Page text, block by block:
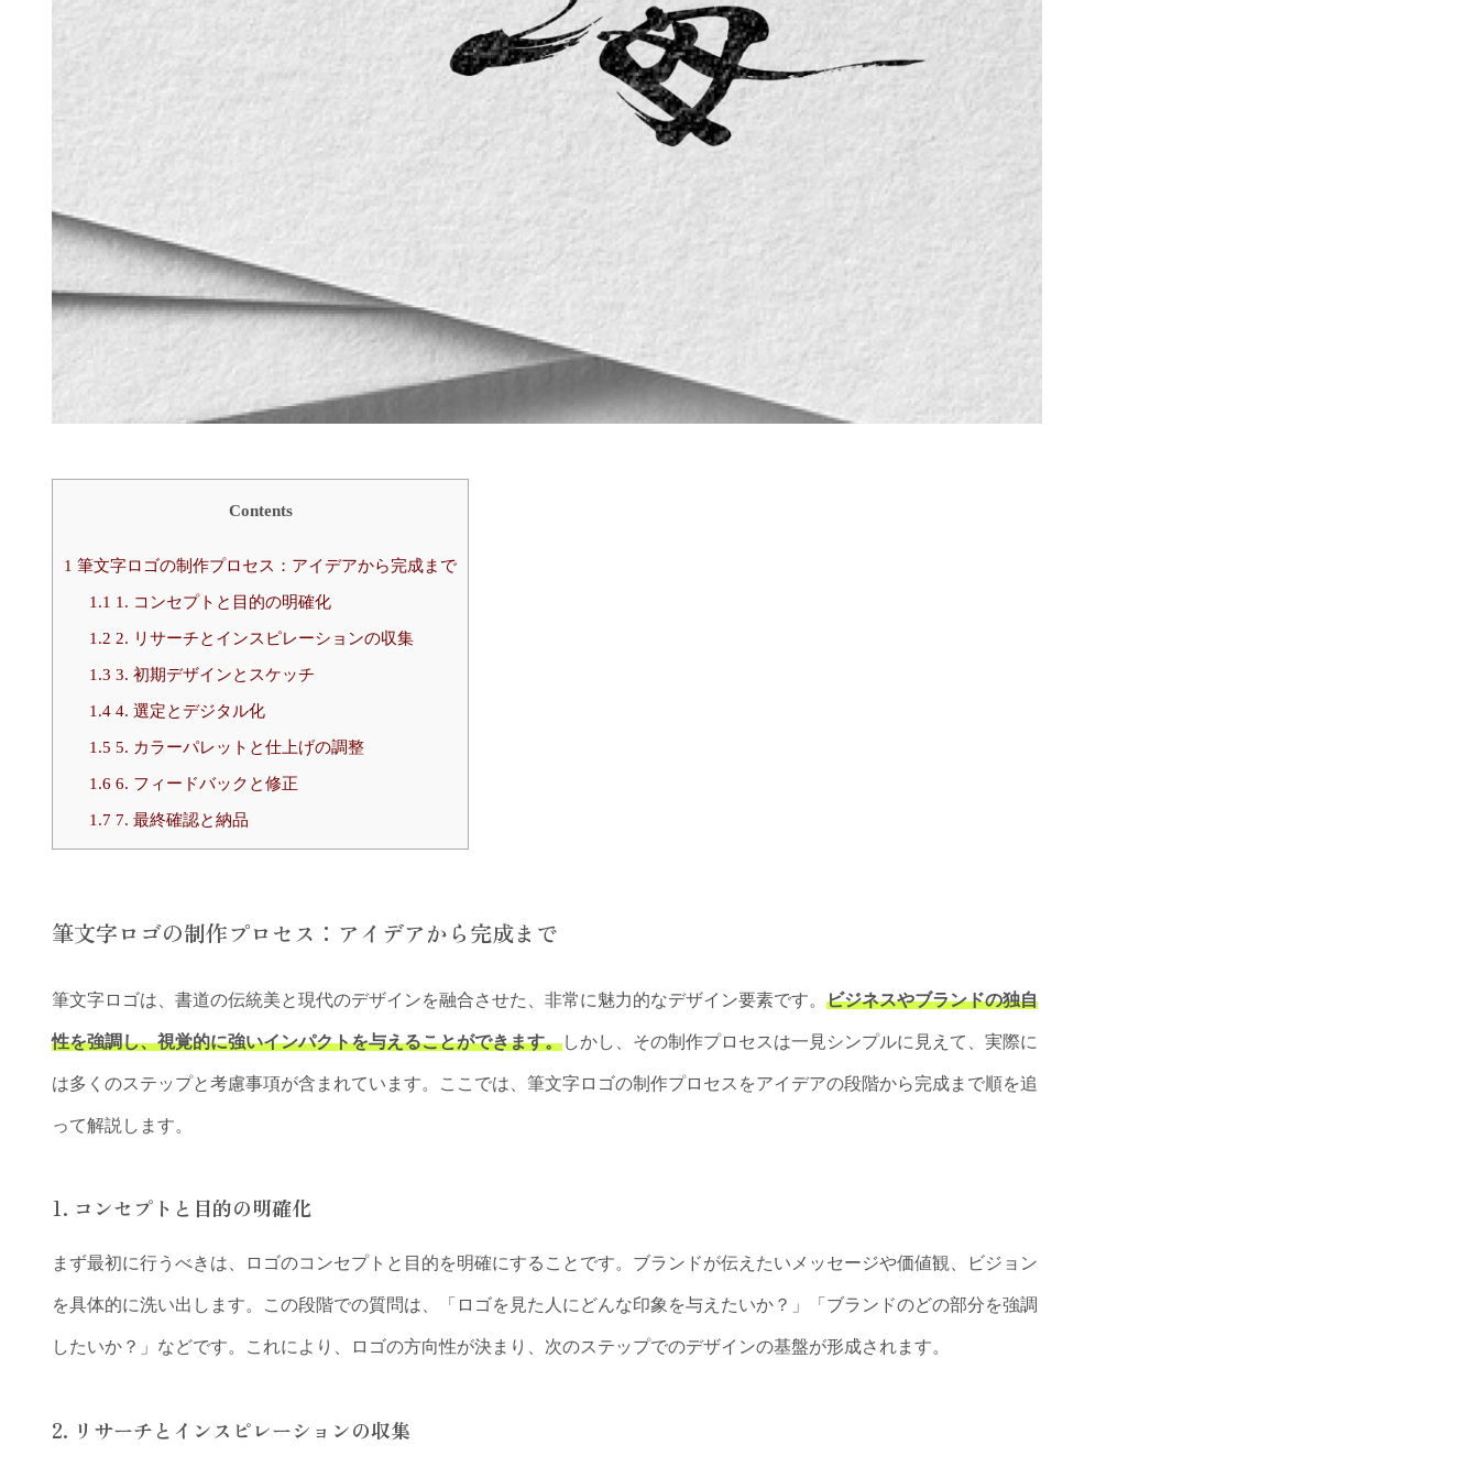
Contents
1 筆文字ロゴの制作プロセス：アイデアから完成まで
1.1 1. コンセプトと目的の明確化
1.2 2. リサーチとインスピレーションの収集
1.3 3. 初期デザインとスケッチ
1.44. 選定とデジタル化
1.5 5. カラーパレットと仕上げの調整
1.6 6. フィードバックと修正
1.7 7. 最終確認と納品
筆文字ロゴの制作プロセス：アイデアから完成まで
筆文字ロゴは、書道の伝統美と現代のデザインを融合させた、非常に魅力的なデザイン要素です。 ビジネスやブランドの独自
性を強調し、視覚的に強いインパクトを与えることができます。しかし、その制作プロセスは一見シンプルに見えて、実際に
は多くのステップと考慮事項が含まれています。ここでは、筆文字ロゴの制作プロセスをアイデアの段階から完成まで順を追
って解説します。
1. コンセプトと目的の明確化
まず最初に行うべきは、ロゴのコンセプトと目的を明確にすることです。ブランドが伝えたいメッセージや価値観、ビジョン
を具体的に洗い出します。この段階での質問は、「ロゴを見た人にどんな印象を与えたいか？」「ブランドのどの部分を強調
したいか？」などです。これにより、ロゴの方向性が決まり、次のステップでのデザインの基盤が形成されます。
2. リサーチとインスピレーションの収集